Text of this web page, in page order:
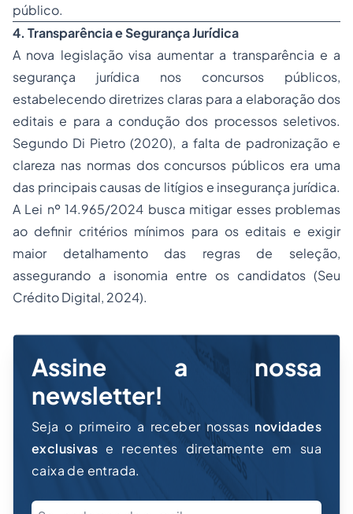
público.
4. Transparência e Segurança Jurídica
A nova legislação visa aumentar a transparência e a
segurança jurídica nos concursos públicos,
estabelecendo diretrizes claras para a elaboração dos
editais e para a condução dos processos seletivos.
Segundo Di Pietro (2020), a falta de padronização e
clareza nas normas dos concursos públicos era uma
das principais causas de litígios e insegurança jurídica.
A Lei nº 14.965/2024 busca mitigar esses problemas
ao definir critérios mínimos para os editais e exigir
maior detalhamento das regras de seleção,
assegurando a isonomia entre os candidatos (Seu
Crédito Digital, 2024).
Assine a nossa
newsletter!
Seja o primeiro a receber nossas novidades
exclusivas e recentes diretamente em sua
caixa de entrada.